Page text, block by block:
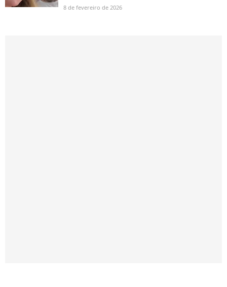
8 de fevereiro de 2026